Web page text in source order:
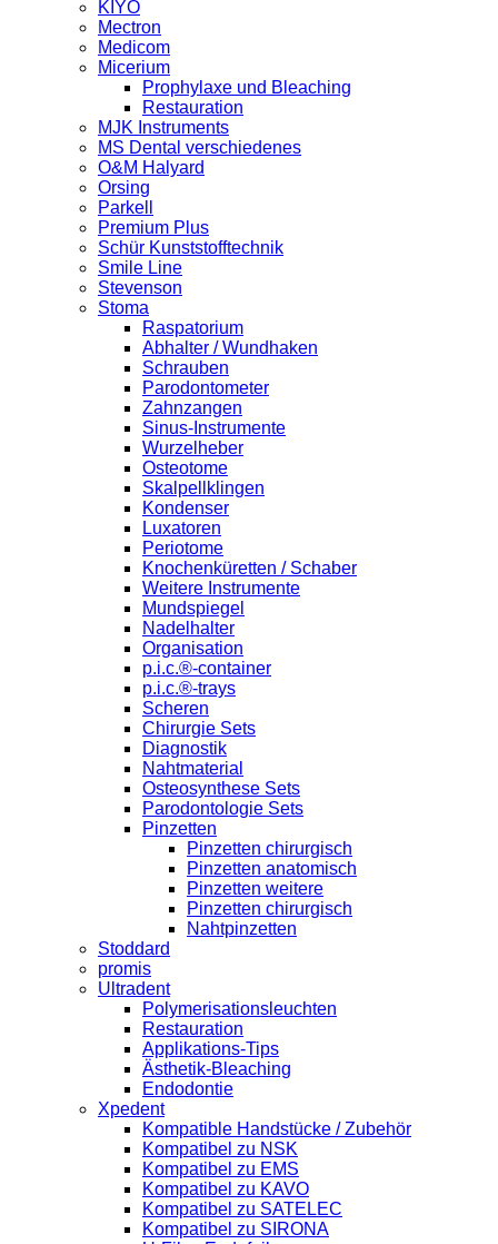
KIYO
Mectron
Medicom
Micerium
Prophylaxe und Bleaching
Restauration
MJK Instruments
MS Dental verschiedenes
O&M Halyard
Orsing
Parkell
Premium Plus
Schür Kunststofftechnik
Smile Line
Stevenson
Stoma
Raspatorium
Abhalter / Wundhaken
Schrauben
Parodontometer
Zahnzangen
Sinus-Instrumente
Wurzelheber
Osteotome
Skalpellklingen
Kondenser
Luxatoren
Periotome
Knochenküretten / Schaber
Weitere Instrumente
Mundspiegel
Nadelhalter
Organisation
p.i.c.®-container
p.i.c.®-trays
Scheren
Chirurgie Sets
Diagnostik
Nahtmaterial
Osteosynthese Sets
Parodontologie Sets
Pinzetten
Pinzetten chirurgisch
Pinzetten anatomisch
Pinzetten weitere
Pinzetten chirurgisch
Nahtpinzetten
Stoddard
promis
Ultradent
Polymerisationsleuchten
Restauration
Applikations-Tips
Ästhetik-Bleaching
Endodontie
Xpedent
Kompatible Handstücke / Zubehör
Kompatibel zu NSK
Kompatibel zu EMS
Kompatibel zu KAVO
Kompatibel zu SATELEC
Kompatibel zu SIRONA